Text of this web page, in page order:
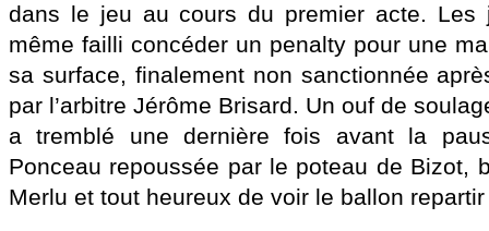
dans le jeu au cours du premier acte. Les
même failli concéder un penalty pour une
sa surface, finalement non sanctionnée
par l’arbitre Jérôme Brisard. Un ouf de
a tremblé une dernière fois avant la
Ponceau repoussée par le poteau de Bizot,
Merlu et tout heureux de voir le ballon